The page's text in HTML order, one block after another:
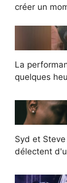
créer un
La
quelques
Syd et
délectent